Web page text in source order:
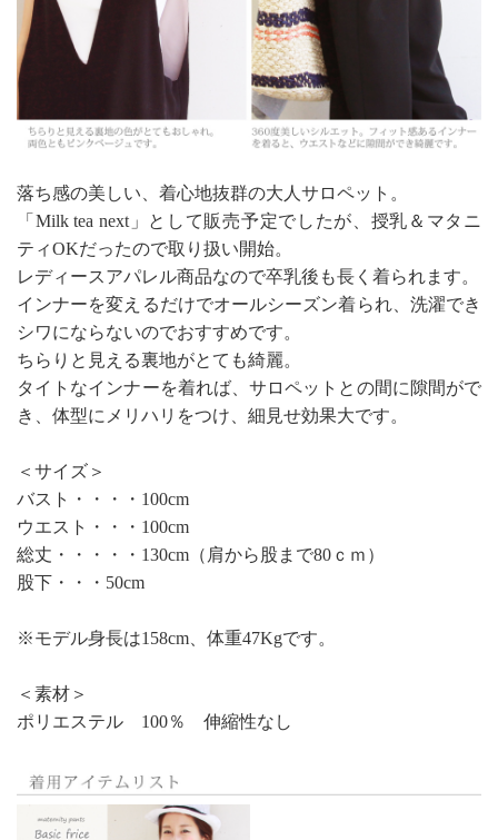
落ち感の美しい、着心地抜群の大人サロペット。
「Milk tea next」として販売予定でしたが、授乳＆マタニ
ティOKだったので取り扱い開始。
レディースアパレル商品なので卒乳後も長く着られます。
インナーを変えるだけでオールシーズン着られ、洗濯でき
シワにならないのでおすすめです。
ちらりと見える裏地がとても綺麗。
タイトなインナーを着れば、サロペットとの間に隙間がで
き、体型にメリハリをつけ、細見せ効果大です。
＜サイズ＞
バスト・・・・100cm
ウエスト・・・100cm
総丈・・・・・130cm（肩から股まで80ｃｍ）
股下・・・50cm
※モデル身長は158cm、体重47Kgです。
＜素材＞
ポリエステル 100％ 伸縮性なし